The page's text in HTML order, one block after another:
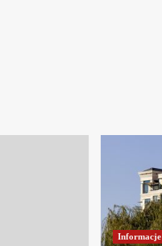
Informacje